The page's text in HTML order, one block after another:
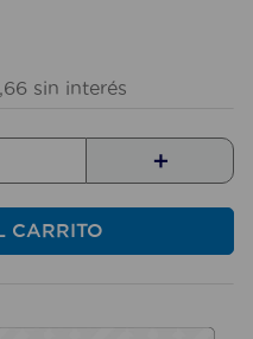
,66 sin interés
＋
CARRITO